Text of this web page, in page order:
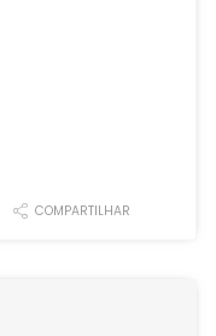
COMPARTILHAR